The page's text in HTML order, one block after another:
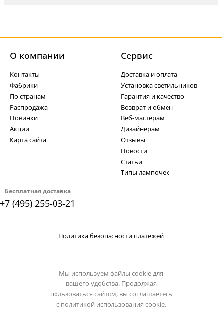
Бесплатная доставка
+7 (495) 255-03-21
О компании
Контакты
Фабрики
По странам
Распродажа
Новинки
Акции
Карта сайта
Cервис
Доставка и оплата
Установка светильников
Гарантия и качество
Возврат и обмен
Веб-мастерам
Дизайнерам
Отзывы
Новости
Статьи
Типы лампочек
Политика безопасности платежей
Мы используем файлы cookie для
вашего удобства. Продолжая
пользоваться сайтом, вы соглашаетесь
с политикой использования cookie.